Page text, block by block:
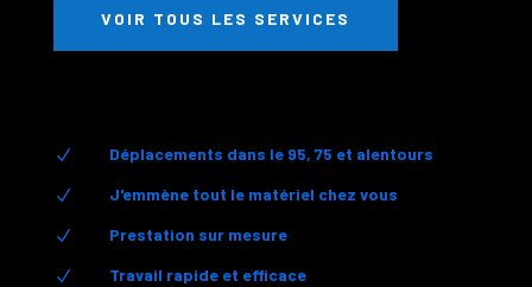
VOIR TOUS LES SERVICES
N Déplacements dans le 95, 75 et alentours
N J'emmène tout le matériel chez vous
N Prestation sur mesure
N Travail rapide et efficace